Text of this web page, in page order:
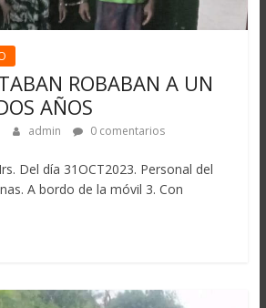
ROBABAN A UN
AÑOS
admin 0 comentarios
Del día 31OCT2023. Personal del
A bordo de la móvil 3. Con